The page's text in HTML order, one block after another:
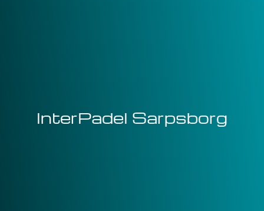
InterPadel Sarpsborg